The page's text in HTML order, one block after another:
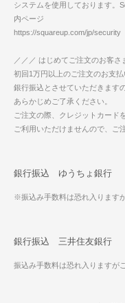
システムを使用しております。
内ページ
https://squareup.com/jp/security
／／／ はじめてご注文のお客さ
初回1万円以上のご注文のお支払
銀行振込とさせていただきますの
あらかじめご了承ください。
ご注文の際、クレジットカード
ご利用いただけませんので、ご
銀行振込 ゆうちょ銀行
※振込み手数料は恐れ入ります
銀行振込 三井住友銀行
振込み手数料は恐れ入りますが